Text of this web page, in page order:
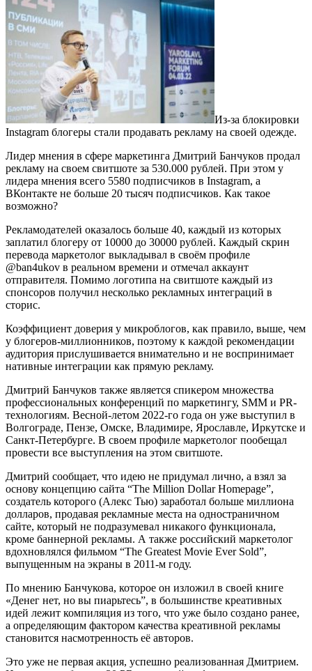
Из-за блокировки
Instagram блогеры стали продавать рекламу на своей одежде.
Лидер мнения в сфере маркетинга Дмитрий Банчуков продал
рекламу на своем свитшоте за 530.000 рублей. При этом у
лидера мнения всего 5580 подписчиков в Instagram, а
ВКонтакте не больше 20 тысяч подписчиков. Как такое
возможно?
Рекламодателей оказалось больше 40, каждый из которых
заплатил блогеру от 10000 до 30000 рублей. Каждый скрин
перевода маркетолог выкладывал в своём профиле
@ban4ukov в реальном времени и отмечал аккаунт
отправителя. Помимо логотипа на свитшоте каждый из
спонсоров получил несколько рекламных интеграций в
сторис.
Коэффициент доверия у микроблогов, как правило, выше, чем
у блогеров-миллионников, поэтому к каждой рекомендации
аудитория прислушивается внимательно и не воспринимает
нативные интеграции как прямую рекламу.
Дмитрий Банчуков также является спикером множества
профессиональных конференций по маркетингу, SMM и PR-
технологиям. Весной-летом 2022-го года он уже выступил в
Волгограде, Пензе, Омске, Владимире, Ярославле, Иркутске и
Санкт-Петербурге. В своем профиле маркетолог пообещал
провести все выступления на этом свитшоте.
Дмитрий сообщает, что идею не придумал лично, а взял за
основу концепцию сайта “The Million Dollar Homepage”,
создатель которого (Алекс Тью) заработал больше миллиона
долларов, продавая рекламные места на одностраничном
сайте, который не подразумевал никакого функционала,
кроме баннерной рекламы. А также российский маркетолог
вдохновлялся фильмом “The Greatest Movie Ever Sold”,
выпущенным на экраны в 2011-м году.
По мнению Банчукова, которое он изложил в своей книге
«Денег нет, но вы пиарьтесь”, в большинстве креативных
идей лежит компиляция из того, что уже было создано ранее,
а определяющим фактором качества креативной рекламы
становится насмотренность её авторов.
Это уже не первая акция, успешно реализованная Дмитрием.